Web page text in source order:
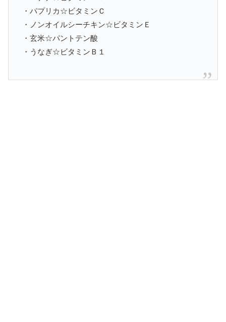
・パプリカ☆ビタミンＣ
・ノンオイルシーチキン☆ビタミンＥ
・玄米☆パントテン酸
・うなぎ☆ビタミンＢ１